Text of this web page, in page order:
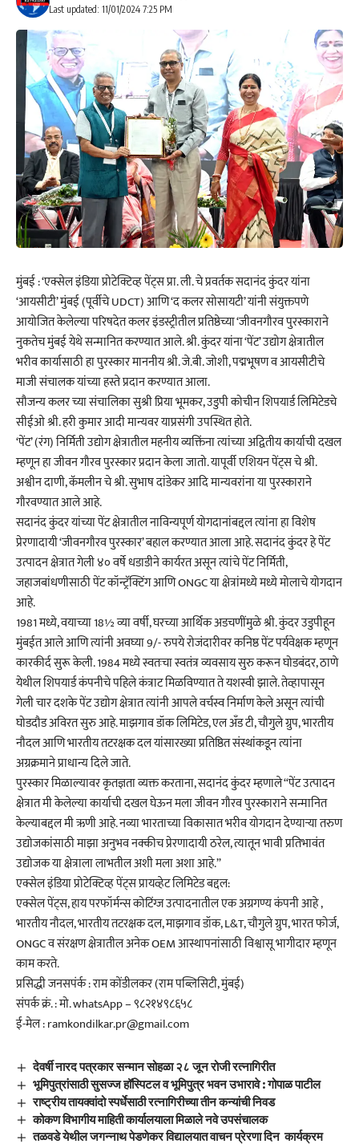
Last updated: 11/01/2024 7:25 PM
मुंबई : ‘एक्सेल इंडिया प्रोटेक्टिव्ह पेंट्स प्रा. ली. चे प्रवर्तक सदानंद कुंदर यांना
‘आयसीटी’ मुंबई (पूर्वीचे UDCT) आणि ‘द कलर सोसायटी’ यांनी संयुक्तपणे
आयोजित केलेल्या परिषदेत कलर इंडस्ट्रीतील प्रतिष्ठेच्या ‘जीवनगौरव पुरस्काराने
नुकतेच मुंबई येथे सन्मानित करण्यात आले. श्री. कुंदर यांना ‘पेंट’ उद्योग क्षेत्रातील
भरीव कार्यासाठी हा पुरस्कार माननीय श्री. जे.बी. जोशी, पद्मभूषण व आयसीटीचे
माजी संचालक यांच्या हस्ते प्रदान करण्यात आला.
सौजन्य कलर च्या संचालिका सुश्री प्रिया भूमकर, उडुपी कोचीन शिपयार्ड लिमिटेडचे
सीईओ श्री. हरी कुमार आदी मान्यवर याप्रसंगी उपस्थित होते.
‘पेंट’ (रंग) निर्मिती उद्योग क्षेत्रातील महनीय व्यक्तिंना त्यांच्या अद्वितीय कार्याची दखल
म्हणून हा जीवन गौरव पुरस्कार प्रदान केला जातो. यापूर्वी एशियन पेंट्स चे श्री.
अश्वीन दाणी, कॅमलीन चे श्री. सुभाष दांडेकर आदि मान्यवरांना या पुरस्काराने
गौरवण्यात आले आहे.
सदानंद कुंदर यांच्या पेंट क्षेत्रातील नाविन्यपूर्ण योगदानांबद्दल त्यांना हा विशेष
प्रेरणादायी ‘जीवनगौरव पुरस्कार’ बहाल करण्यात आला आहे. सदानंद कुंदर हे पेंट
उत्पादन क्षेत्रात गेली ४० वर्षे धडाडीने कार्यरत असून त्यांचे पेंट निर्मिती,
जहाजबांधणीसाठी पेंट कॉन्ट्रॅक्टिंग आणि ONGC या क्षेत्रांमध्ये मध्ये मोलाचे योगदान
आहे.
1981 मध्ये, वयाच्या 18½ व्या वर्षी, घरच्या आर्थिक अडचणींमुळे श्री. कुंदर उडुपीहून
मुंबईत आले आणि त्यांनी अवघ्या 9/- रुपये रोजंदारीवर कनिष्ठ पेंट पर्यवेक्षक म्हणून
कारकीर्द सुरू केली. 1984 मध्ये स्वतःचा स्वतंत्र व्यवसाय सुरु करून घोडबंदर, ठाणे
येथील शिपयार्ड कंपनीचे पहिले कंत्राट मिळविण्यात ते यशस्वी झाले. तेव्हापासून
गेली चार दशके पेंट उद्योग क्षेत्रात त्यांनी आपले वर्चस्व निर्माण केले असून त्यांची
घोडदौड अविरत सुरु आहे. माझगाव डॉक लिमिटेड, एल अँड टी, चौगुले ग्रुप, भारतीय
नौदल आणि भारतीय तटरक्षक दल यांसारख्या प्रतिष्ठित संस्थांकडून त्यांना
अग्रक्रमाने प्राधान्य दिले जाते.
पुरस्कार मिळाल्यावर कृतज्ञता व्यक्त करताना, सदानंद कुंदर म्हणाले “पेंट उत्पादन
क्षेत्रात मी केलेल्या कार्याची दखल घेऊन मला जीवन गौरव पुरस्काराने सन्मानित
केल्याबद्दल मी ऋणी आहे. नव्या भारताच्या विकासात भरीव योगदान देण्याऱ्या तरुण
उद्योजकांसाठी माझा अनुभव नक्कीच प्रेरणादायी ठरेल, त्यातून भावी प्रतिभावंत
उद्योजक या क्षेत्राला लाभतील अशी मला अशा आहे.”
एक्सेल इंडिया प्रोटेक्टिव्ह पेंट्स प्रायव्हेट लिमिटेड बद्दल:
एक्सेल पेंट्स, हाय परफॉर्मन्स कोटिंग्ज उत्पादनातील एक अग्रगण्य कंपनी आहे ,
भारतीय नौदल, भारतीय तटरक्षक दल, माझगाव डॉक, L&T, चौगुले ग्रुप, भारत फोर्ज,
ONGC व संरक्षण क्षेत्रातील अनेक OEM आस्थापनांसाठी विश्वासू भागीदार म्हणून
काम करते.
प्रसिद्धी जनसपंर्क : राम कोंडीलकर (राम पब्लिसिटी, मुंबई)
संपर्क क्रं. : मो. whatsApp – ९८२१४९८६५८
ई-मेल : ramkondilkar.pr@gmail.com
देवर्षी नारद पत्रकार सन्मान सोहळा २८ जून रोजी रत्नागिरीत
भूमिपुत्रांसाठी सुसज्ज हॉस्पिटल व भूमिपुत्र भवन उभारावे : गोपाळ पाटील
राष्ट्रीय तायक्वांदो स्पर्धेसाठी रत्नागिरीच्या तीन कन्यांची निवड
कोकण विभागीय माहिती कार्यालयाला मिळाले नवे उपसंचालक
तळवडे येथील जगन्नाथ पेडणेकर विद्यालयात वाचन प्रेरणा दिन कार्यक्रम